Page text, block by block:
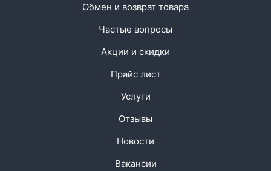
Обмен и возврат товара
Частые вопросы
Акции и скидки
Прайс лист
Услуги
Отзывы
Новости
Вакансии